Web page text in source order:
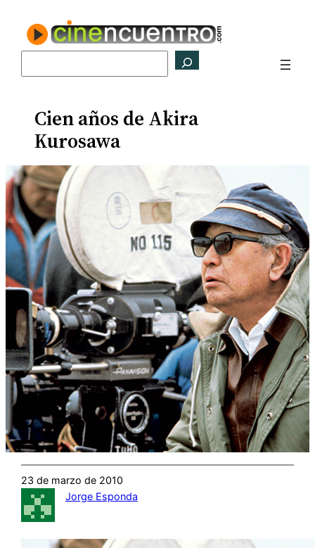
contenido
Cien años de Akira
Kurosawa
23 de marzo de 2010
Jorge Esponda